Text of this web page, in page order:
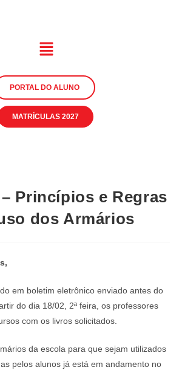
PORTAL DO ALUNO
MATRÍCULAS 2027
– Princípios e Regras
dos Armários
em boletim eletrônico enviado antes do
do dia 18/02, 2ª feira, os professores
com os livros solicitados.
da escola para que sejam utilizados
pelos alunos já está em andamento no